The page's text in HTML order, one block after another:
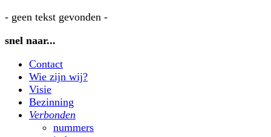
- geen tekst gevonden -
snel naar...
Contact
Wie zijn wij?
Visie
Bezinning
Verbonden
nummers